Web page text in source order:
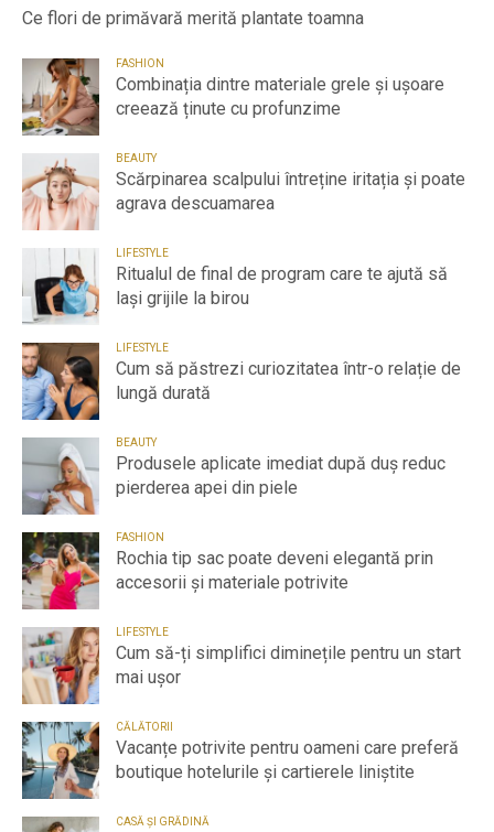
Ce flori de primăvară merită plantate toamna
FASHION
Combinația dintre materiale grele și ușoare
creează ținute cu profunzime
BEAUTY
Scărpinarea scalpului întreține iritația și poate
agrava descuamarea
LIFESTYLE
Ritualul de final de program care te ajută să
lași grijile la birou
LIFESTYLE
Cum să păstrezi curiozitatea într-o relație de
lungă durată
BEAUTY
Produsele aplicate imediat după duș reduc
pierderea apei din piele
FASHION
Rochia tip sac poate deveni elegantă prin
accesorii și materiale potrivite
LIFESTYLE
Cum să-ți simplifici diminețile pentru un start
mai ușor
CĂLĂTORII
Vacanțe potrivite pentru oameni care preferă
boutique hotelurile și cartierele liniștite
CASĂ ȘI GRĂDINĂ